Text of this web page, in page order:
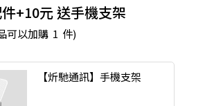
+10元 送手機支架
可以加購 1 件)
【炘馳通訊】手機支架